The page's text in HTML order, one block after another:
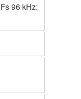
96 kHz;